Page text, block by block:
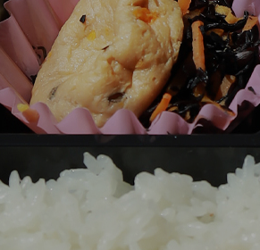
衛生優良施設 厚生労働大臣賞受
りました。
シーメニュー